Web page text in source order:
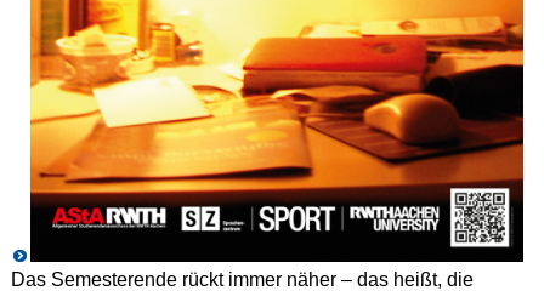
Das Semesterende rückt immer näher – das heißt, die